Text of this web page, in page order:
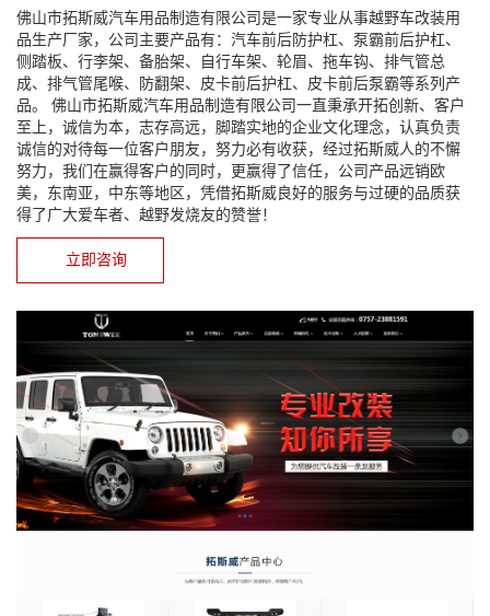
佛山市拓斯威汽车用品制造有限公司是一家专业从事越野车改装用
品生产厂家，公司主要产品有：汽车前后防护杠、泵霸前后护杠、
侧踏板、行李架、备胎架、自行车架、轮眉、拖车钩、排气管总
成、排气管尾喉、防翻架、皮卡前后护杠、皮卡前后泵霸等系列产
品。 佛山市拓斯威汽车用品制造有限公司一直秉承开拓创新、客户
至上，诚信为本，志存高远，脚踏实地的企业文化理念，认真负责
诚信的对待每一位客户朋友，努力必有收获，经过拓斯威人的不懈
努力，我们在赢得客户的同时，更赢得了信任，公司产品远销欧
美，东南亚，中东等地区，凭借拓斯威良好的服务与过硬的品质获
得了广大爱车者、越野发烧友的赞誉！
立即咨询